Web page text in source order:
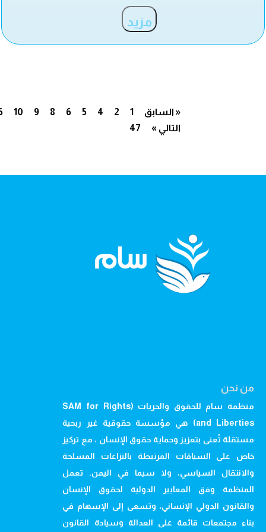
مزيد
« السابق 1
2
4
5
6
8
9
10
47
التالي »
من نحن
منظمة سام للحقوق والحريات (SAM for Rights
and Liberties) هي مؤسسة حقوقية غير ربحية
مستقلة تُعنى بتعزيز وحماية حقوق الإنسان ، مع تركيز
خاص على السياقات المرتبطة بالنزاعات المسلحة
والانتقال السياسي، ولا سيما في اليمن. تعمل
المنظمة وفق المعايير الدولية لحقوق الإنسان
والقانون الدولي الإنساني، وتسعى إلى الإسهام في
بناء مجتمعات قائمة على العدالة وسيادة القانون